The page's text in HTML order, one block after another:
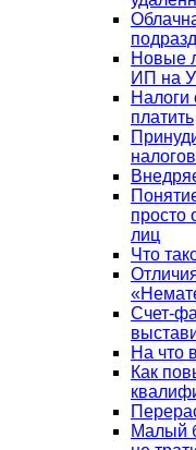
Новые
ИП на
Налоги
платить
просто
лиц
Что
Счет-
На что
Как
Малый